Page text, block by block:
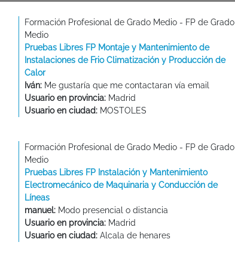
Formación Profesional de Grado Medio - FP de Grado
Medio
Pruebas Libres FP Montaje y Mantenimiento de
Instalaciones de Frio Climatización y Producción de
Calor
Iván: Me gustaría que me contactaran vía email
Usuario en provincia: Madrid
Usuario en ciudad: MOSTOLES
Formación Profesional de Grado Medio - FP de Grado
Medio
Pruebas Libres FP Instalación y Mantenimiento
Electromecánico de Maquinaria y Conducción de
Líneas
manuel: Modo presencial o distancia
Usuario en provincia: Madrid
Usuario en ciudad: Alcala de henares